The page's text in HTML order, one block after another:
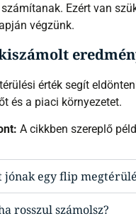
Ezért van
végzünk.
érték segít
és a piaci környezetet.
A cikkben szereplő
egy flip
rosszul számolsz?